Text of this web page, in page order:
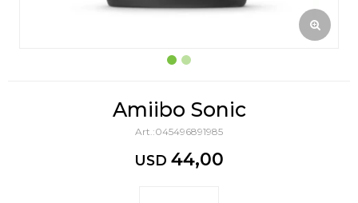
Amiibo Sonic
045496891985
USD 44,00